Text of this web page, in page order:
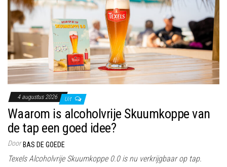
4 augustus 2026 Uit
Waarom is alcoholvrije Skuumkoppe van
de tap een goed idee?
Door BAS DE GOEDE
Texels Alcoholvrije Skuumkoppe 0.0 is nu verkrijgbaar op tap.